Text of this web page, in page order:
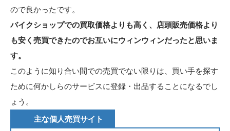
ので良かったです。
バイクショップでの買取価格よりも高く、店頭販売価格より
も安く売買できたのでお互いにウィンウィンだったと思いま
す。
このように知り合い間での売買でない限りは、買い手を探す
ために何かしらのサービスに登録・出品することになるでし
ょう。
主な個人売買サイト